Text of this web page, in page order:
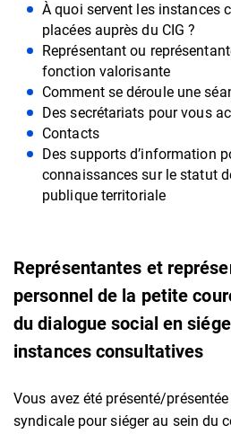
À quoi servent les instances
placées auprès du CIG ?
Représentant ou
fonction valorisante
Comment se déroule une
Des secrétariats pour vous
Contacts
Des supports d’information
connaissances sur le statut
publique territoriale
Représentantes et
personnel de la petite
du dialogue social en
instances consultatives
Vous avez été présenté/
syndicale pour siéger au sein du